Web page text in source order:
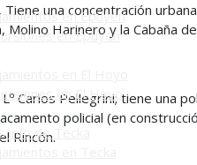
en Epuyén
en Epuyén
en El Hoyo
info de Tecka
Tiene una concentración
Molino Harinero y la Cabaña
Carlos Pellegrini; tiene una
policial (en
Rincón.